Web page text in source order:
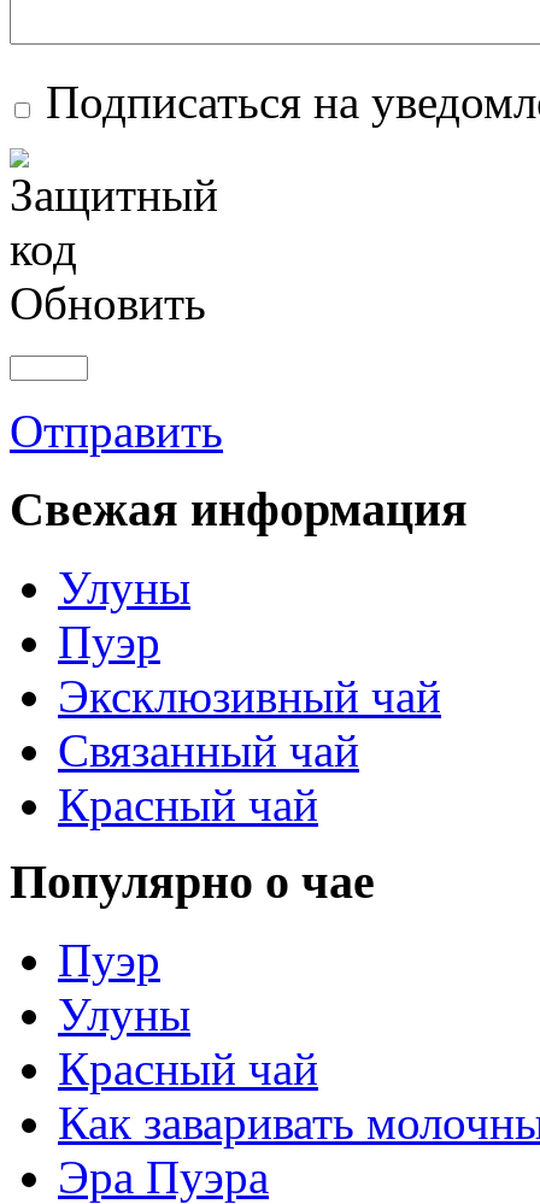
Подписаться на
Обновить
Отправить
Свежая информация
Улуны
Пуэр
Эксклюзивный чай
Связанный чай
Красный чай
Популярно о чае
Пуэр
Улуны
Красный чай
Как заваривать
Эра Пуэра